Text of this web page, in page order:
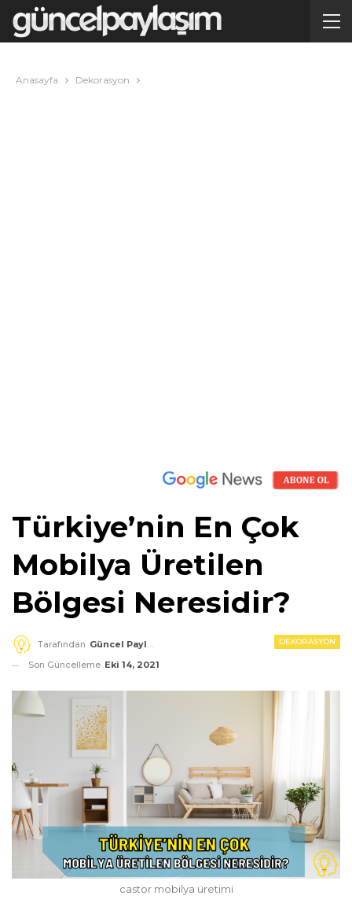
Anasayfa Dekorasyon
Türkiye’nin En Çok
Mobilya Üretilen
Bölgesi Neresidir?
DEKORASYON
Tarafından Güncel Paylaşım
Son Güncelleme Eki 14, 2021
castor mobilya üretimi